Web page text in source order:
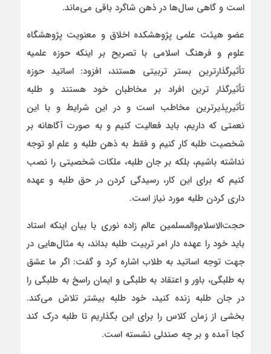
است و گاهی سال‌ها در ذهن شاگرد باقی می‌ماند.
عضو هیئت علمی پژوهشکده اخلاق و معنویت پژوهشگاه
علوم و فرهنگ اسلامی با تصریح بر اینکه حوزه علمیه
تأثیرگذارترین بستر تربیتی هستند، افزود: اساتید حوزه
تأثیرگذار ترین افراد بر مخاطبان خود هستند و طلبه
تأثیرپذیرترین مخاطب است و در این شرایط و با این
نعمتی که داریم، باید فعالیت کنیم و به صورت آگاهانه بر
شخصیت طلبه کار کنیم و فقط به ذهن طلبه و علم او توجه
نداشته باشیم، بلکه بر جان طلبه، ملکات شخصیتی را نصب
کنیم که برای این کار، رسیدگی کردن در حق طلبه و عهده
داری کردن طلبه مورد نیاز است.
حجت‌الاسلام‌والمسلمین عالم زاده نوری با بیان اینکه استاد
باید خود را عهده دار امر تربیت طلبه بداند، به مثال‌هایی در
جهت توجه اساتید به طلاب اشاره کرد و گفت: اگر ما عشق
به طلبگی، باور و اعتقاد به طلبگی و ایمان راسخ به طلبگی را
در جان طلبه زنده کنید، خود طلبه بیشتر تلاش می‌کند.
بخشی از زمان کلاس را برای این بگذاریم تا طلبه درک کند
کجا آمده و بر چه صندلی نشسته است.